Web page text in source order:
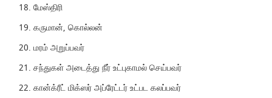
மேஸ்திரி
கருமான், கொல்லன்
மரம் அறுப்பவர்
சந்துகள் அடைத்து நீர் உட்புகாமல் செய்பவர்
கான்க்ரீட் மிக்ஸர் அப்ரேட்டர் உட்பட கலப்பவர்